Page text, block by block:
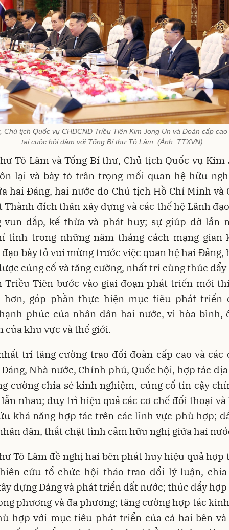
Chủ tịch Quốc vụ CHDCND Triều Tiên Kim Jong Un và Đoàn cấp cao
tại cuộc hội đàm với Tổng Bí thư Tô Lâm. (Ảnh: TTXVN)
Tô Lâm và Tổng Bí thư, Chủ tịch Quốc vụ Kim
lại và bày tỏ trân trọng mối quan hệ hữu
hai Đảng, hai nước do Chủ tịch Hồ Chí Minh và
Thành đích thân xây dựng và các thế hệ Lãnh
vun đắp, kế thừa và phát huy; sự giúp đỡ lẫn
tình trong những năm tháng cách mạng gian
bày tỏ vui mừng trước việc quan hệ hai Đảng,
củng cố và tăng cường, nhất trí cùng thúc đẩy
Triều Tiên bước vào giai đoạn phát triển mới
hơn, góp phần thực hiện mục tiêu phát triển
phúc của nhân dân hai nước, vì hòa bình,
của khu vực và thế giới.
trí tăng cường trao đổi đoàn cấp cao và các
Nhà nước, Chính phủ, Quốc hội, hợp tác
cường chia sẻ kinh nghiệm, củng cố tin cậy
nhau; duy trì hiệu quả các cơ chế đối thoại và
khả năng hợp tác trên các lĩnh vực phù hợp;
dân, thắt chặt tình cảm hữu nghị giữa hai
Tô Lâm đề nghị hai bên phát huy hiệu quả hợp
cứu tổ chức hội thảo trao đổi lý luận,
dựng Đảng và phát triển đất nước; thúc đẩy hợp
phương và đa phương; tăng cường hợp tác
hợp với mục tiêu phát triển của cả hai bên và